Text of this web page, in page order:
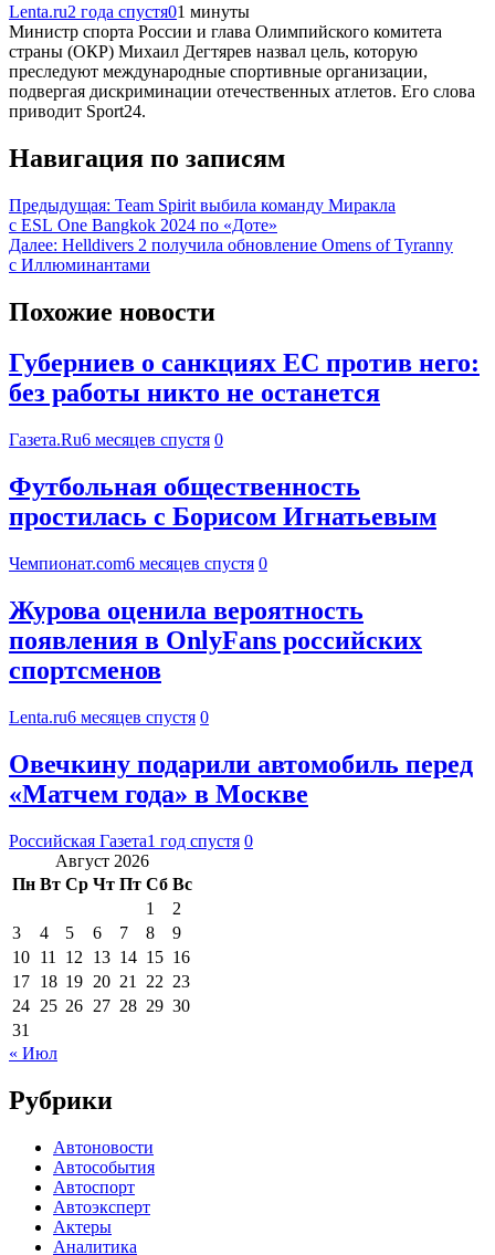
Lenta.ru2 года спустя01 минуты
Министр спорта России и глава Олимпийского комитета
страны (ОКР) Михаил Дегтярев назвал цель, которую
преследуют международные спортивные организации,
подвергая дискриминации отечественных атлетов. Его слова
приводит Sport24.
Навигация по записям
Предыдущая: Team Spirit выбила команду Миракла
с ESL One Bangkok 2024 по «Доте»
Далее: Helldivers 2 получила обновление Omens of Tyranny
с Иллюминантами
Похожие новости
Губерниев о санкциях ЕС против него:
без работы никто не останется
Газета.Ru6 месяцев спустя 0
Футбольная общественность
простилась с Борисом Игнатьевым
Чемпионат.com6 месяцев спустя 0
Журова оценила вероятность
появления в OnlyFans российских
спортсменов
Lenta.ru6 месяцев спустя 0
Овечкину подарили автомобиль перед
«Матчем года» в Москве
Российская Газета1 год спустя 0
Август 2026
Пн Вт Ср Чт Пт Сб Вс
1
2
3
4 5 6 7 8
9
10 11 12 13 14 15 16
17 18 19 20 21 22 23
24 25 26 27 28 29 30
31
« Июл
Рубрики
Автоновости
Автособытия
Автоспорт
Автоэксперт
Актеры
Аналитика